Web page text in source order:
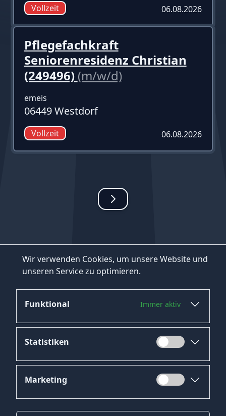
Wir verwenden Cookies, um unsere Website und
unseren Service zu optimieren.
Funktional Immer aktiv
Statistiken
Marketing
Vollzeit 06.08.2026
Pflegefachkraft
Seniorenresidenz Christian
(249496) (m/w/d)
emeis
06449 Westdorf
Vollzeit 06.08.2026
Datenschutz
Impressum